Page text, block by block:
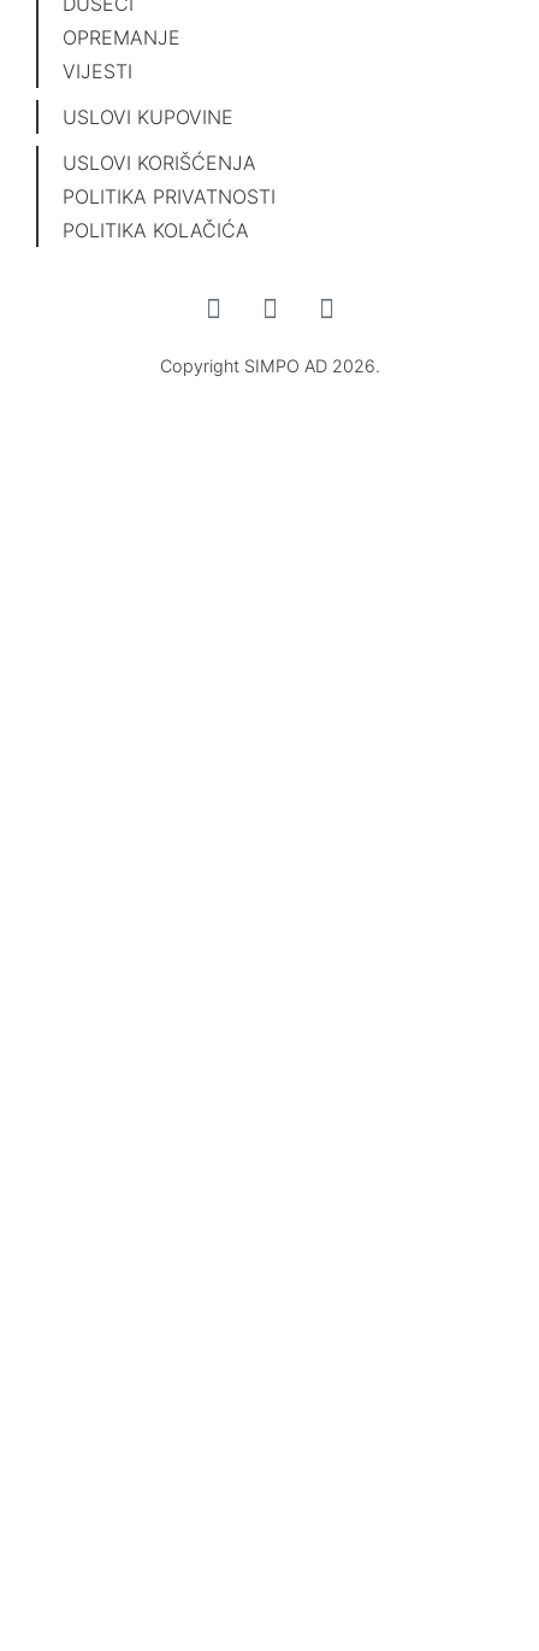
OPREMANJE
VIJESTI
USLOVI KUPOVINE
USLOVI KORIŠĆENJA
POLITIKA PRIVATNOSTI
POLITIKA KOLAČIĆA
Copyright SIMPO AD 2026.